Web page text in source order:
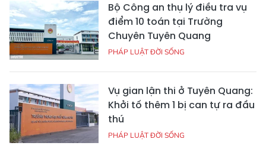
Bộ Công an thụ lý điều tra vụ
điểm 10 toán tại Trường
Chuyên Tuyên Quang
PHÁP LUẬT ĐỜI SỐNG
Vụ gian lận thi ở Tuyên Quang:
Khởi tố thêm 1 bị can tự ra đầu
thú
PHÁP LUẬT ĐỜI SỐNG